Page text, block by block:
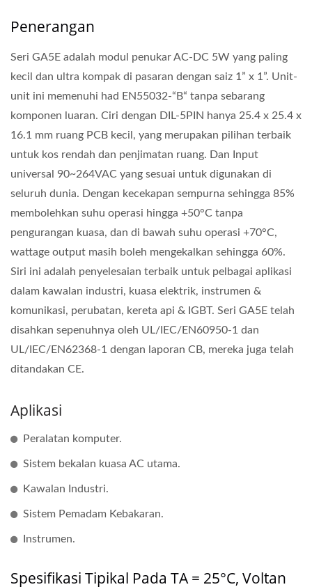
Penerangan
Seri GA5E adalah modul penukar AC-DC 5W yang paling
kecil dan ultra kompak di pasaran dengan saiz 1” x 1”. Unit-
unit ini memenuhi had EN55032-“B“ tanpa sebarang
komponen luaran. Ciri dengan DIL-5PIN hanya 25.4 x 25.4 x
16.1 mm ruang PCB kecil, yang merupakan pilihan terbaik
untuk kos rendah dan penjimatan ruang. Dan Input
universal 90~264VAC yang sesuai untuk digunakan di
seluruh dunia. Dengan kecekapan sempurna sehingga 85%
membolehkan suhu operasi hingga +50°C tanpa
pengurangan kuasa, dan di bawah suhu operasi +70°C,
wattage output masih boleh mengekalkan sehingga 60%.
Siri ini adalah penyelesaian terbaik untuk pelbagai aplikasi
dalam kawalan industri, kuasa elektrik, instrumen &
komunikasi, perubatan, kereta api & IGBT. Seri GA5E telah
disahkan sepenuhnya oleh UL/IEC/EN60950-1 dan
UL/IEC/EN62368-1 dengan laporan CB, mereka juga telah
ditandakan CE.
Aplikasi
Peralatan komputer.
Sistem bekalan kuasa AC utama.
Kawalan Industri.
Sistem Pemadam Kebakaran.
Instrumen.
Spesifikasi Tipikal Pada TA = 25°C, Voltan